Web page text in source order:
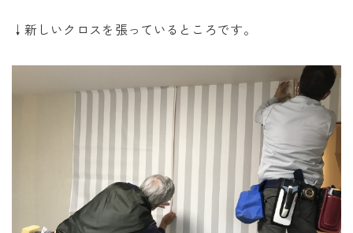
↓新しいクロスを張っているところです。